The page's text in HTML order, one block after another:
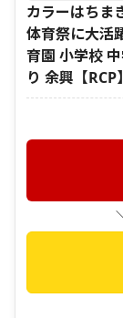
カラーはちま
体育祭に大活
育園 小学校
り 余興【RCP】